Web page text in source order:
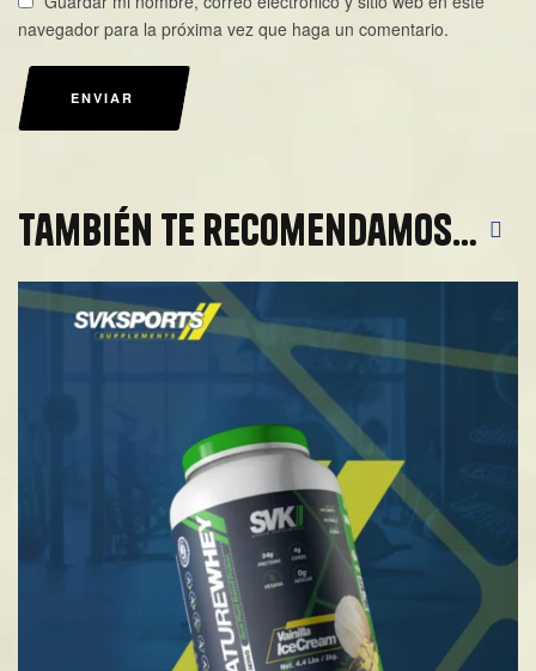
navegador para la próxima vez que haga un comentario.
ENVIAR
También te recomendamos…